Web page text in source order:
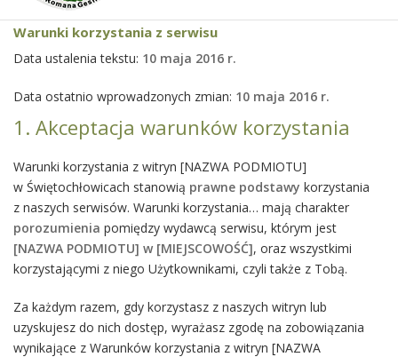
Warunki korzystania z serwisu
Data ustalenia tekstu: 10 maja 2016 r.
Data ostatnio wprowadzonych zmian: 10 maja 2016 r.
1. Akceptacja warunków korzystania
Warunki korzystania z witryn [NAZWA PODMIOTU]
w Świętochłowicach stanowią prawne podstawy korzystania
z naszych serwisów. Warunki korzystania… mają charakter
porozumienia pomiędzy wydawcą serwisu, którym jest
[NAZWA PODMIOTU] w [MIEJSCOWOŚĆ], oraz wszystkimi
korzystającymi z niego Użytkownikami, czyli także z Tobą.
Za każdym razem, gdy korzystasz z naszych witryn lub
uzyskujesz do nich dostęp, wyrażasz zgodę na zobowiązania
wynikające z Warunków korzystania z witryn [NAZWA